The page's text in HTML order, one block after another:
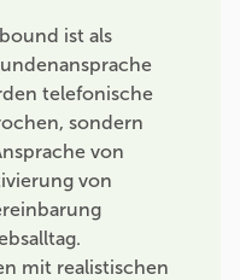
ist als
telefonische
sondern
von
von
mit realistischen